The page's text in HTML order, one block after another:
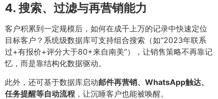
4. 搜索、过滤与再营销能力
客户积累到一定规模后，如何在成千上万的记录中快速定位
目标客户？系统级数据库可支持组合搜索（如“2023年联系
过+有报价+评分大于80+来自南美”），让销售策略不再靠记
忆，而是靠结构化数据驱动。
此外，还可基于数据库启动邮件再营销、WhatsApp触达、
任务提醒等自动流程 ，让沉睡客户也能被唤醒。